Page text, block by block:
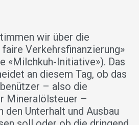
wir über die
Verkehrsfinanzierung»
«Milchkuh-Initiative»). Das
an diesem Tag, ob das
– also die
Mineralölsteuer –
den Unterhalt und Ausbau